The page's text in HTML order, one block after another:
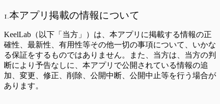
1.本アプリ掲載の情報について
KeelLab（以下「当方」）は、本アプリに掲載する情報の正
確性、最新性、有用性等その他一切の事項について、いかな
る保証をするものではありません。また、当方は、当方の判
断により予告なしに、本アプリで公開されている情報の追
加、変更、修正、削除、公開中断、公開中止等を行う場合が
あります。